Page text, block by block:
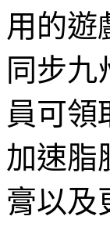
用的遊
同步九
員可領
加速脂
膏以及